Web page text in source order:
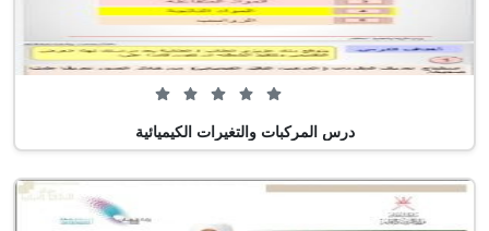
0 من 5 (0 تصويت)
درس المركبات والتغيرات الكيميائية